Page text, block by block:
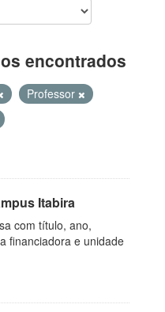
encontrados
Professor
Itabira
com título, ano,
financiadora e unidade